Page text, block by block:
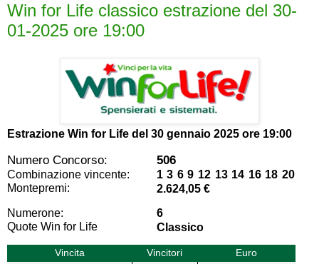
Win for Life classico estrazione del 30-
01-2025 ore 19:00
Estrazione Win for Life del 30 gennaio 2025 ore 19:00
Numero Concorso: 506
Combinazione vincente:
1 3 6 9 12 13 14 16 18 20
Montepremi:
2.624,05 €
Numerone:
6
Quote Win for Life
Classico
Vincita Vincitori
Euro